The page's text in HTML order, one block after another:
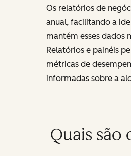
Os relatórios de
anual, facilitando a
mantém esses dados
Relatórios e painéis
métricas de
informadas sobre a
Quais são